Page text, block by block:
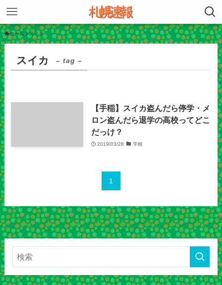
ホーム スイカ
スイカ – tag –
【手稲】スイカ盗んだら停学・メ
ロン盗んだら退学の高校ってどこ
だっけ？
2019/03/28 学校
1